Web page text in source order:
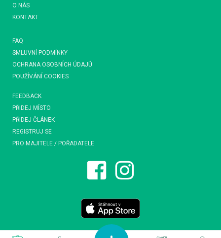
O NÁS
KONTAKT
FAQ
SMLUVNÍ PODMÍNKY
OCHRANA OSOBNÍCH ÚDAJŮ
POUŽÍVÁNÍ COOKIES
FEEDBACK
PŘIDEJ MÍSTO
PŘIDEJ ČLÁNEK
REGISTRUJ SE
PRO MAJITELE / POŘADATELE